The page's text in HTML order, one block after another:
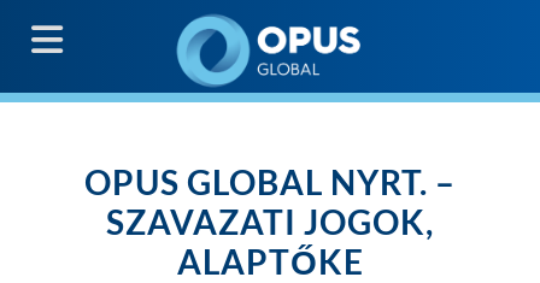
OPUS GLOBAL NYRT. –
SZAVAZATI JOGOK,
ALAPTŐKE